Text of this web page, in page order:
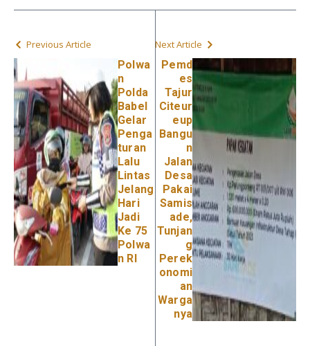
Previous Article
Polwa
n
Polda
Babel
Gelar
Penga
turan
Lalu
Lintas
Jelang
Hari
Jadi
Ke 75
Polwa
n RI
Next Article
Pemd
es
Tajur
Citeur
eup
Bangu
n
Jalan
Desa
Pakai
Samis
ade,
Tunjan
g
Perek
onomi
an
Warga
nya